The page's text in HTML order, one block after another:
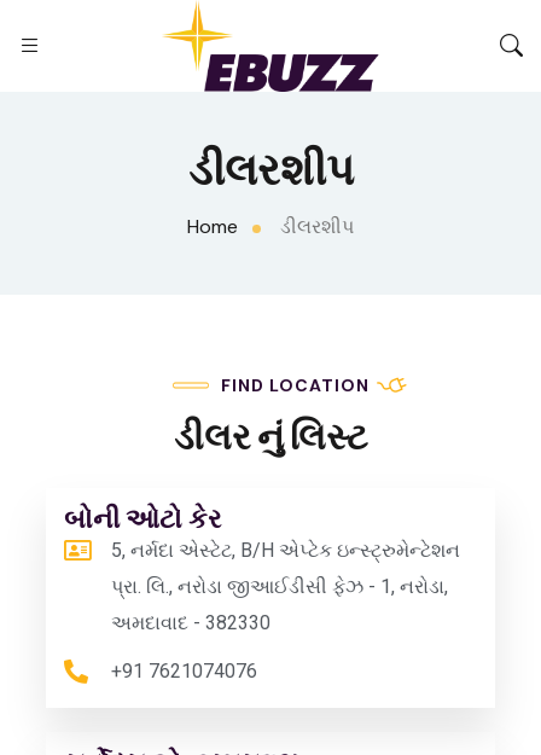
ડીલરશીપ
Home ડીલરશીપ
FIND LOCATION
ડીલર નું લિસ્ટ
બોની ઓટો કેર
5, નર્મદા એસ્ટેટ, B/H એપ્ટેક ઇન્સ્ટ્રુમેન્ટેશન
પ્રા. લિ., નરોડા જીઆઈડીસી ફેઝ - 1, નરોડા,
અમદાવાદ - 382330
+91 7621074076